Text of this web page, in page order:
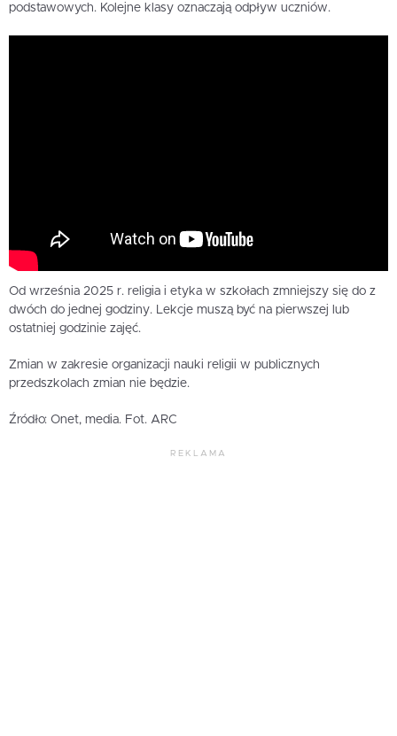
podstawowych. Kolejne klasy oznaczają odpływ uczniów.
Od września 2025 r. religia i etyka w szkołach zmniejszy się do z
dwóch do jednej godziny. Lekcje muszą być na pierwszej lub
ostatniej godzinie zajęć.
Zmian w zakresie organizacji nauki religii w publicznych
przedszkolach zmian nie będzie.
Źródło: Onet, media. Fot. ARC
REKLAMA